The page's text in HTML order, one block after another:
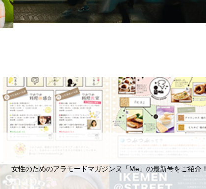
女性のためのアラモードマガジンヌ「Me」の最新号をご紹介！